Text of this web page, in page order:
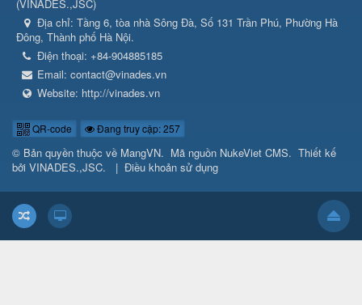
(VINADES.,JSC)
Địa chỉ: Tầng 6, tòa nhà Sông Đà, Số 131 Trần Phú, Phường Hà
Đông, Thành phố Hà Nội.
Điện thoại: +84-904885185
Email: contact@vinades.vn
Website: http://vinades.vn
QR-code Đang truy cập: 257
© Bản quyền thuộc về MangVN. Mã nguồn NukeViet CMS. Thiết kế
bởi VINADES.,JSC. | Điều khoản sử dụng